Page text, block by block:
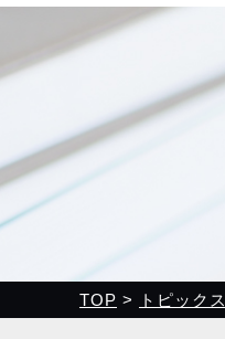
TOP > トピックス